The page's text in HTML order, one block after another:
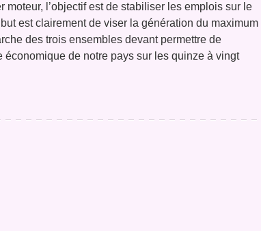
moteur, l’objectif est de stabiliser les emplois sur le
est clairement de viser la génération du maximum
des trois ensembles devant permettre de
de notre pays sur les quinze à vingt